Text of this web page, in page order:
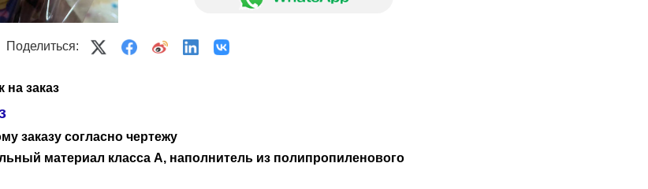
Поделиться:
на заказ
заказу согласно чертежу
материал класса А, наполнитель из полипропиленового